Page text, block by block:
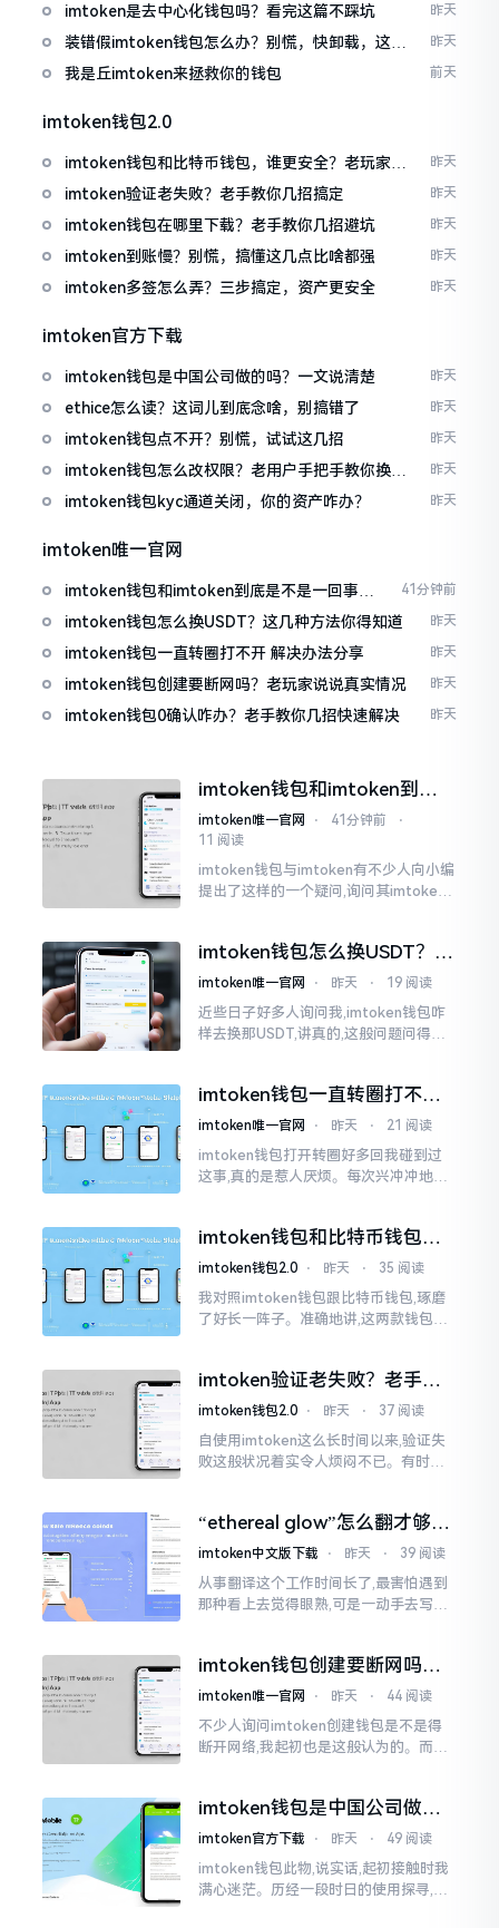
imtoken是去中心化钱包吗？看完这篇不踩坑 昨天
装错假imtoken钱包怎么办？别慌，快卸载，这几
招能救急
昨天
我是丘imtoken来拯救你的钱包 前天
imtoken钱包2.0
imtoken钱包和比特币钱包，谁更安全？老玩家来
聊聊
昨天
imtoken验证老失败？老手教你几招搞定 昨天
imtoken钱包在哪里下载？老手教你几招避坑 昨天
imtoken到账慢？别慌，搞懂这几点比啥都强 昨天
imtoken多签怎么弄？三步搞定，资产更安全 昨天
imtoken官方下载
imtoken钱包是中国公司做的吗？一文说清楚 昨天
ethice怎么读？这词儿到底念啥，别搞错了 昨天
imtoken钱包点不开？别慌，试试这几招 昨天
imtoken钱包怎么改权限？老用户手把手教你换主
人
昨天
imtoken钱包kyc通道关闭，你的资产咋办？ 昨天
imtoken唯一官网
imtoken钱包和imtoken到底是不是一回事？
看完就懂了
41分钟前
imtoken钱包怎么换USDT？这几种方法你得知道 昨天
imtoken钱包一直转圈打不开 解决办法分享 昨天
imtoken钱包创建要断网吗？老玩家说说真实情况 昨天
imtoken钱包0确认咋办？老手教你几招快速解决 昨天
imtoken钱包和imtoken到底
是不是一回事？看完就懂了
imtoken唯一官网 ⋅ 41分钟前
⋅
11 阅读
imtoken钱包与imtoken有不少人向小编
提出了这样的一个疑问,询问其imtoken
同一个物品
imtoken钱包怎么换USDT？这
几种方法你得知道
imtoken唯一官网 ⋅ 昨天 ⋅ 19 阅读
近些日子好多人询问我,imtoken钱包咋
样去换那USDT,讲真的,这般问题问得很
imtoken钱包一直转圈打不开
解决办法分享
imtoken唯一官网 ⋅ 昨天 ⋅ 21 阅读
imtoken钱包打开转圈好多回我碰到过
这事,真的是惹人厌烦。每次兴冲冲地开
大家说法不尽相同
imtoken钱包和比特币钱包，
谁更安全？老玩家来聊聊
imtoken钱包2.0 ⋅ 昨天 ⋅ 35 阅读
我对照imtoken钱包跟比特币钱包,琢磨
了好长一阵子。准确地讲,这两款钱包我
挺美观
imtoken验证老失败？老手教
你几招搞定
imtoken钱包2.0 ⋅ 昨天 ⋅ 37 阅读
自使用imtoken这么长时间以来,验证失
败这般状况着实令人烦闷不已。有时急
至极点。
“ethereal glow”怎么翻才够味
儿？翻译圈老油条的私房话
imtoken中文版下载 ⋅ 昨天 ⋅ 39 阅读
从事翻译这个工作时间长了,最害怕遇到
那种看上去觉得眼熟,可是一动手去写就
imtoken钱包创建要断网吗？
老玩家说说真实情况
imtoken唯一官网 ⋅ 昨天 ⋅ 44 阅读
不少人询问imtoken创建钱包是不是得
断开网络,我起初也是这般认为的。而后
人攻击
imtoken钱包是中国公司做的
吗？一文说清楚
imtoken官方下载 ⋅ 昨天 ⋅ 49 阅读
imtoken钱包此物,说实话,起初接触时我
满心迷茫。历经一段时日的使用探寻,我